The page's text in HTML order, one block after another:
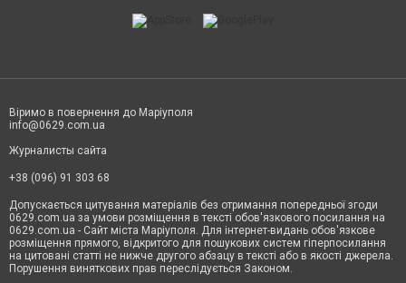
Віримо в повернення до Маріуполя
info@0629.com.ua
Журналисты сайта
+38 (096) 91 303 68
Допускається цитування матеріалів без отримання попередньої згоди
0629.com.ua за умови розміщення в тексті обов'язкового посилання на
0629.com.ua - Сайт міста Маріуполя. Для інтернет-видань обов'язкове
розміщення прямого, відкритого для пошукових систем гіперпосилання
на цитовані статті не нижче другого абзацу в тексті або в якості джерела.
Порушення виняткових прав переслідується Законом.